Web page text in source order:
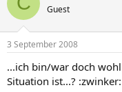
Guest
3 September 2008
...ich bin/war doch
Situation ist...? :zwinker: